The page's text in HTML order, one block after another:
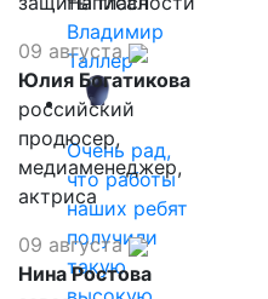
Владимир
Таллер
Очень рад,
что работы
наших ребят
получили
такую
09 августа
Юлия Богатикова
российский
продюсер,
медиаменеджер,
актриса
09 августа
Нина Ростова